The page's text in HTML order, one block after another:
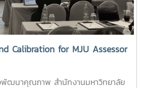
Calibration for MJU Assessor
พัฒนาคุณภาพ สำนักงานมหาวิทยาลัย